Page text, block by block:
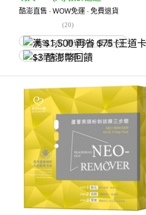
酷澎直售 ∙ WOW免運 ∙ 免費退貨
(20)
满 $1,500 再省 $75 (王道卡)
$3 酷澎幣回饋